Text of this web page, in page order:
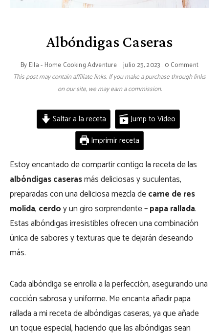
Albóndigas Caseras
By Ella - Home Cooking Adventure julio 25, 2023 0 Comment
This post may contain affiliate links. If you make a purchase through links
on our site, we may earn a commission.
Saltar a la receta
Jump to Video
Imprimir receta
Estoy encantado de compartir contigo la receta de las
albóndigas caserasmás deliciosas y suculentas,
preparadas con una deliciosa mezcla decarne de res
molida, cerdoy un giro sorprendente –papa rallada.
Estas albóndigas irresistibles ofrecen una combinación
única de sabores y texturas que te dejarán deseando
más.
Cada albóndiga se enrolla a la perfección, asegurando una
cocción sabrosa y uniforme. Me encanta añadir papa
rallada a mi receta de albóndigas caseras, ya que añade
un toque especial, haciendo que las albóndigas sean